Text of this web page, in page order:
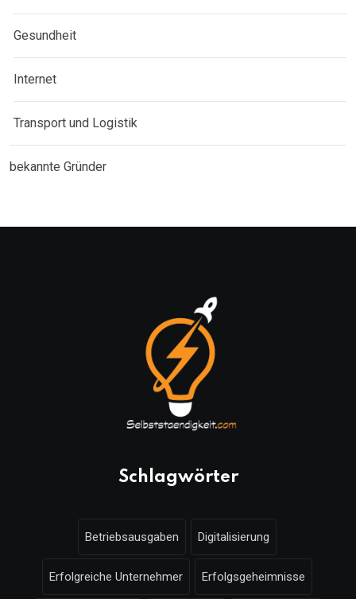
Gesundheit
Internet
Transport und Logistik
bekannte Gründer
Schlagwörter
Betriebsausgaben Digitalisierung
Erfolgreiche Unternehmer Erfolgsgeheimnisse